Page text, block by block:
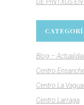
Blog –
Centro
Centro La
Centro Larraga